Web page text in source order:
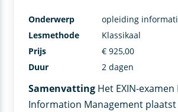
Samenvatting Het EXIN-examen
Information Management plaatst
Onderwerp
opleiding
Lesmethode
Klassikaal
Prijs
€ 925,00
Duur
2 dagen